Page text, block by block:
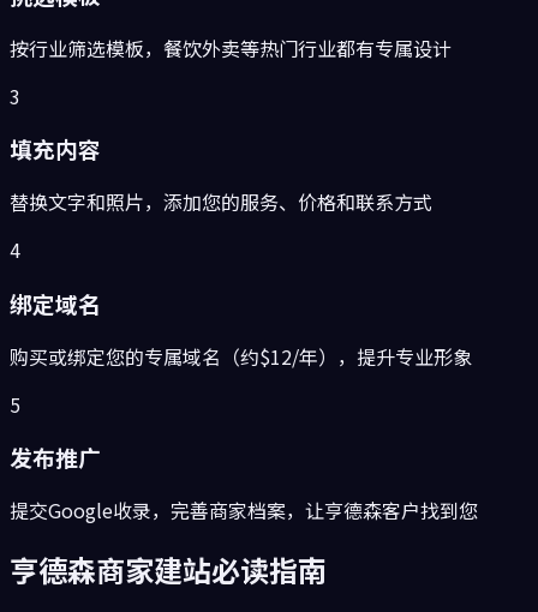
按行业筛选模板，餐饮外卖等热门行业都有专属设计
3
填充内容
替换文字和照片，添加您的服务、价格和联系方式
4
绑定域名
购买或绑定您的专属域名（约$12/年），提升专业形象
5
发布推广
提交Google收录，完善商家档案，让亨德森客户找到您
亨德森商家建站必读指南